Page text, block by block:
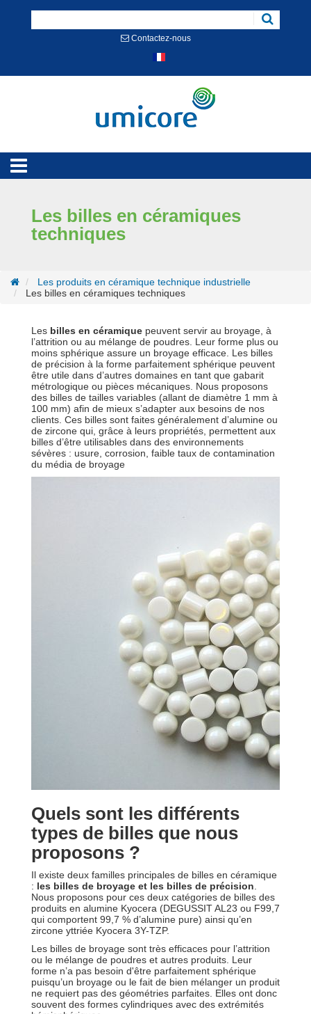
Contactez-nous
Les billes en céramiques
techniques
Les produits en céramique technique industrielle
Les billes en céramiques techniques
Les billes en céramique peuvent servir au broyage, à
l’attrition ou au mélange de poudres. Leur forme plus ou
moins sphérique assure un broyage efficace. Les billes
de précision à la forme parfaitement sphérique peuvent
être utile dans d’autres domaines en tant que gabarit
métrologique ou pièces mécaniques. Nous proposons
des billes de tailles variables (allant de diamètre 1 mm à
100 mm) afin de mieux s’adapter aux besoins de nos
clients. Ces billes sont faites généralement d’alumine ou
de zircone qui, grâce à leurs propriétés, permettent aux
billes d’être utilisables dans des environnements
sévères : usure, corrosion, faible taux de contamination
du média de broyage
Quels sont les différents
types de billes que nous
proposons ?
Il existe deux familles principales de billes en céramique
: les billes de broyage et les billes de précision
Nous proposons pour ces deux catégories de billes des
produits en alumine Kyocera (DEGUSSIT AL23 ou F99,7
qui comportent 99,7 % d’alumine pure) ainsi qu’en
zircone yttriée Kyocera 3Y-TZP.
Les billes de broyage sont très efficaces pour l’attrition
ou le mélange de poudres et autres produits. Leur
forme n’a pas besoin d'être parfaitement sphérique
puisqu’un broyage ou le fait de bien mélanger un produit
ne requiert pas des géométries parfaites. Elles ont donc
souvent des formes cylindriques avec des extrémités